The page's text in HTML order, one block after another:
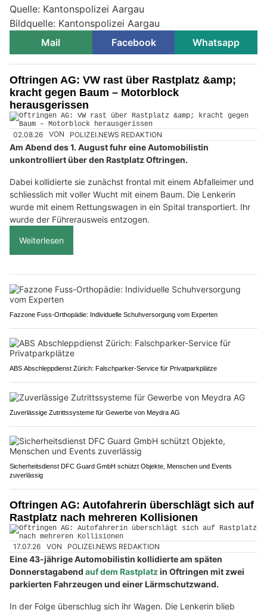
Quelle: Kantonspolizei Aargau
Bildquelle: Kantonspolizei Aargau
Mail
Facebook Whatsapp
Oftringen AG: VW rast über Rastplatz &amp;
kracht gegen Baum – Motorblock
herausgerissen
02.08.26 VON POLIZEI.NEWS REDAKTION
Am Abend des 1. August fuhr eine Automobilistin
unkontrolliert über den Rastplatz Oftringen.
Dabei kollidierte sie zunächst frontal mit einem Abfalleimer und
schliesslich mit voller Wucht mit einem Baum. Die Lenkerin
wurde mit einem Rettungswagen in ein Spital transportiert. Ihr
wurde der Führerausweis entzogen.
Weiterlesen
Fazzone Fuss-Orthopädie: Individuelle Schuhversorgung vom Experten
ABS Abschleppdienst Zürich: Falschparker-Service für Privatparkplätze
Zuverlässige Zutrittssysteme für Gewerbe von Meydra AG
Sicherheitsdienst DFC Guard GmbH schützt Objekte, Menschen und Events
zuverlässig
Oftringen AG: Autofahrerin überschlägt sich auf
Rastplatz nach mehreren Kollisionen
17.07.26 VON POLIZEI.NEWS REDAKTION
Eine 43-jährige Automobilistin kollidierte am späten
Donnerstagabend auf dem Rastplatzin Oftringen mit zwei
parkierten Fahrzeugen und einer Lärmschutzwand.
In der Folge überschlug sich ihr Wagen. Die Lenkerin blieb